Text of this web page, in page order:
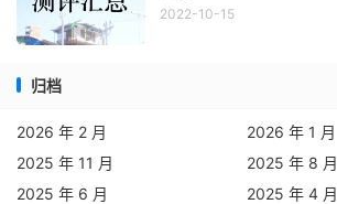
2022-10-15
归档
2026 年 2 月
2026 年 1 月
2025 年 11 月
2025 年 8 月
2025 年 6 月
2025 年 4 月